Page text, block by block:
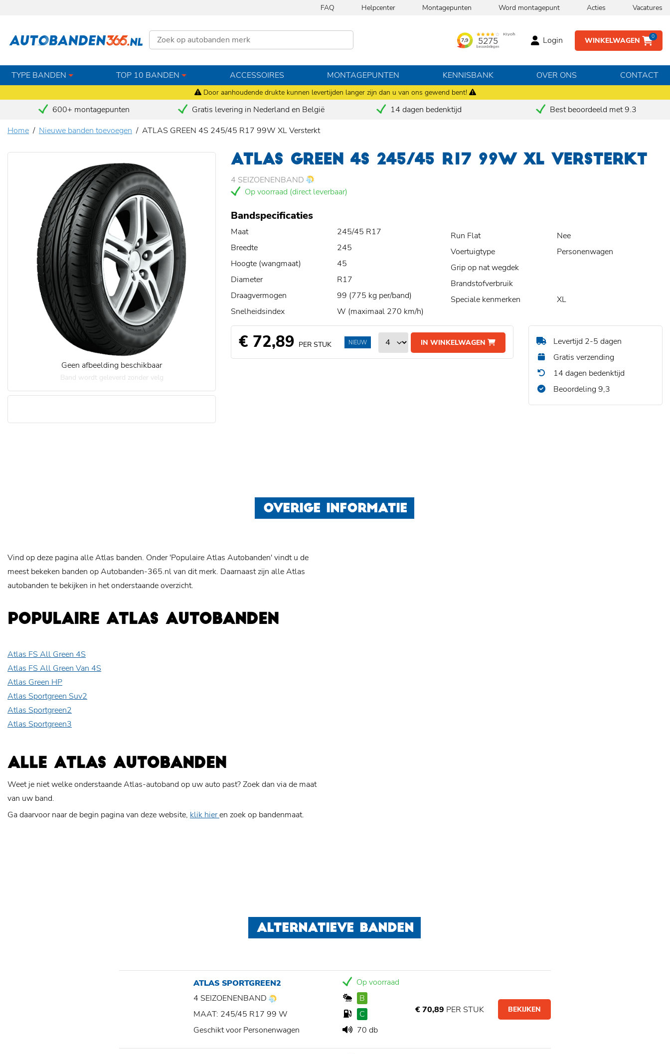
Door aanhoudende drukte kunnen levertijden langer zijn dan u van ons gewend bent!
FAQ Helpcenter Montagepunten Word montagepunt Acties Vacatures
WINKELWAGEN 0
Login
TYPE BANDEN TOP 10 BANDEN ACCESSOIRES MONTAGEPUNTEN KENNISBANK OVER ONS CONTACT
600+ montagepunten Gratis levering in Nederland en België 14 dagen bedenktijd
Best beoordeeld met 9.3
Home
Nieuwe banden toevoegen ATLAS GREEN 4S 245/45 R17 99W XL Versterkt
Geen afbeelding beschikbaar
Band wordt geleverd zonder velg
ATLAS GREEN 4S 245/45 R17 99W XL VERSTERKT
4 SEIZOENENBAND
Op voorraad (direct leverbaar)
Bandspecificaties
Maat
245/45 R17
Breedte
245
Hoogte (wangmaat)
45
Diameter
R17
Draagvermogen
99 (775 kg per/band)
Snelheidsindex
W (maximaal 270 km/h)
Run Flat
Nee
Voertuigtype
Personenwagen
Grip op nat wegdek
Brandstofverbruik
Speciale kenmerken
XL
€ 72,89 PER STUK IN WINKELWAGEN
NIEUW
Levertijd 2-5 dagen
Gratis verzending
14 dagen bedenktijd
Beoordeling 9,3
OVERIGE INFORMATIE
Vind op deze pagina alle Atlas banden. Onder 'Populaire Atlas Autobanden' vindt u de
meest bekeken banden op Autobanden-365.nl van dit merk. Daarnaast zijn alle Atlas
autobanden te bekijken in het onderstaande overzicht.
POPULAIRE ATLAS AUTOBANDEN
Atlas FS All Green 4S
Atlas FS All Green Van 4S
Atlas Green HP
Atlas Sportgreen Suv2
Atlas Sportgreen2
Atlas Sportgreen3
ALLE ATLAS AUTOBANDEN
Weet je niet welke onderstaande Atlas-autoband op uw auto past? Zoek dan via de maat
van uw band.
Ga daarvoor naar de begin pagina van deze website, klik hieren zoek op bandenmaat.
ALTERNATIEVE BANDEN
ATLAS SPORTGREEN2
4 SEIZOENENBAND
MAAT: 245/45 R17 99 W
Geschikt voor Personenwagen
Op voorraad
B
C
70 db
€ 70,89 PER STUK BEKIJKEN